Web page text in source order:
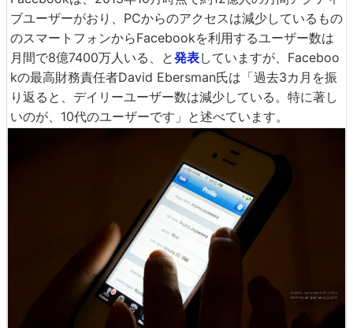
ブユーザーがおり、PCからのアクセスは減少しているもの
のスマートフォンからFacebookを利用するユーザー数は
月間で8億7400万人いる、と発表していますが、Faceboo
kの最高財務責任者David Ebersman氏は「過去3カ月を振
り返ると、デイリーユーザー数は減少している。特に著し
いのが、10代のユーザーです」と述べています。